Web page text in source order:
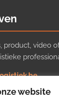
website
product, video